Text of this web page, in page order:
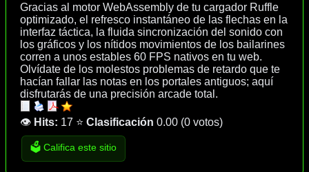
Gracias al motor WebAssembly de tu cargador Ruffle
optimizado, el refresco instantáneo de las flechas en la
interfaz táctica, la fluida sincronización del sonido con
los gráficos y los nítidos movimientos de los bailarines
corren a unos estables 60 FPS nativos en tu web.
Olvídate de los molestos problemas de retardo que te
hacían fallar las notas en los portales antiguos; aquí
disfrutarás de una precisión arcade total.
👁️ Hits: 17 ⭐ Clasificación 0.00 (0 votos)
🗳️ Califica este sitio